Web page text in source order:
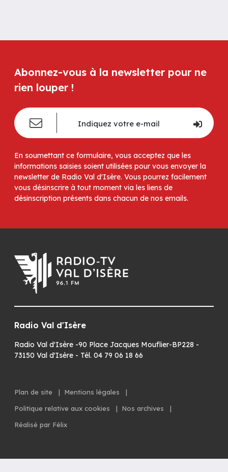
Abonnez-vous à la newsletter pour ne
rien louper !
En soumettant ce formulaire, vous acceptez que les
informations saisies soient utilisées pour vous envoyer la
newsletter de Radio Val d'Isère. Vous pourrez facilement
vous désinscrire à tout moment via les liens de
désinscription présents dans chacun de nos emails.
Radio Val d'Isère
Radio Val d'Isère -90 Place Jacques Mouflier-BP228 -
73150 Val d'Isère - Tél. 04 79 06 18 66
Plan de site | Mentions légales
|
Politique relative aux cookies
| Nos archives
|
Réalisé par Félix